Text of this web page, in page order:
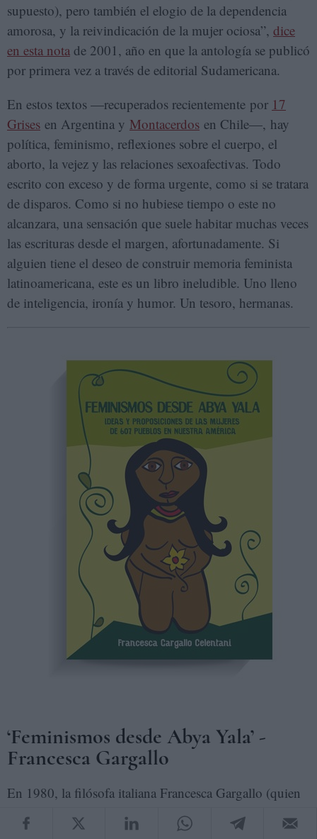
supuesto), pero también el elogio de la dependencia
amorosa, y la reivindicación de la mujer ociosa”, dice
en esta nota de 2001, año en que la antología se publicó
por primera vez a través de editorial Sudamericana.
En estos textos —recuperados recientemente por 17
Grises en Argentina y Montacerdos en Chile—, hay
política, feminismo, reflexiones sobre el cuerpo, el
aborto, la vejez y las relaciones sexoafectivas. Todo
escrito con exceso y de forma urgente, como si se tratara
de disparos. Como si no hubiese tiempo o este no
alcanzara, una sensación que suele habitar muchas veces
las escrituras desde el margen, afortunadamente. Si
alguien tiene el deseo de construir memoria feminista
latinoamericana, este es un libro ineludible. Uno lleno
de inteligencia, ironía y humor. Un tesoro, hermanas.
‘Feminismos desde Abya Yala’ -
Francesca Gargallo
En 1980, la filósofa italiana Francesca Gargallo (quien
lamentablemente murió el 3 de marzo pasado producto
de un cáncer a los 65 años) llegó a Latinoamérica y fue